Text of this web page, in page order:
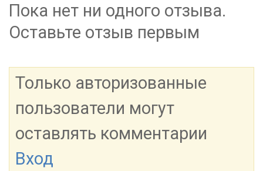
Пока нет ни одного отзыва.
Оставьте отзыв первым
Только авторизованные
пользователи могут
оставлять комментарии
Вход